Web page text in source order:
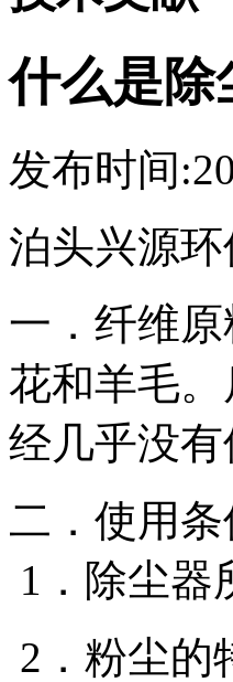
什么是除
发布时间
泊头兴源环
一．纤维
花和羊毛
经几乎没
二．使用
1．除尘器
2．粉尘的